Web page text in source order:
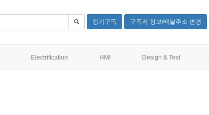
정기구독 구독자 정보/배달주소 변경
Electrification HMI Design & Test